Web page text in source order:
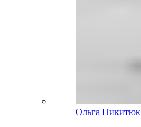
Ольга Никитюк